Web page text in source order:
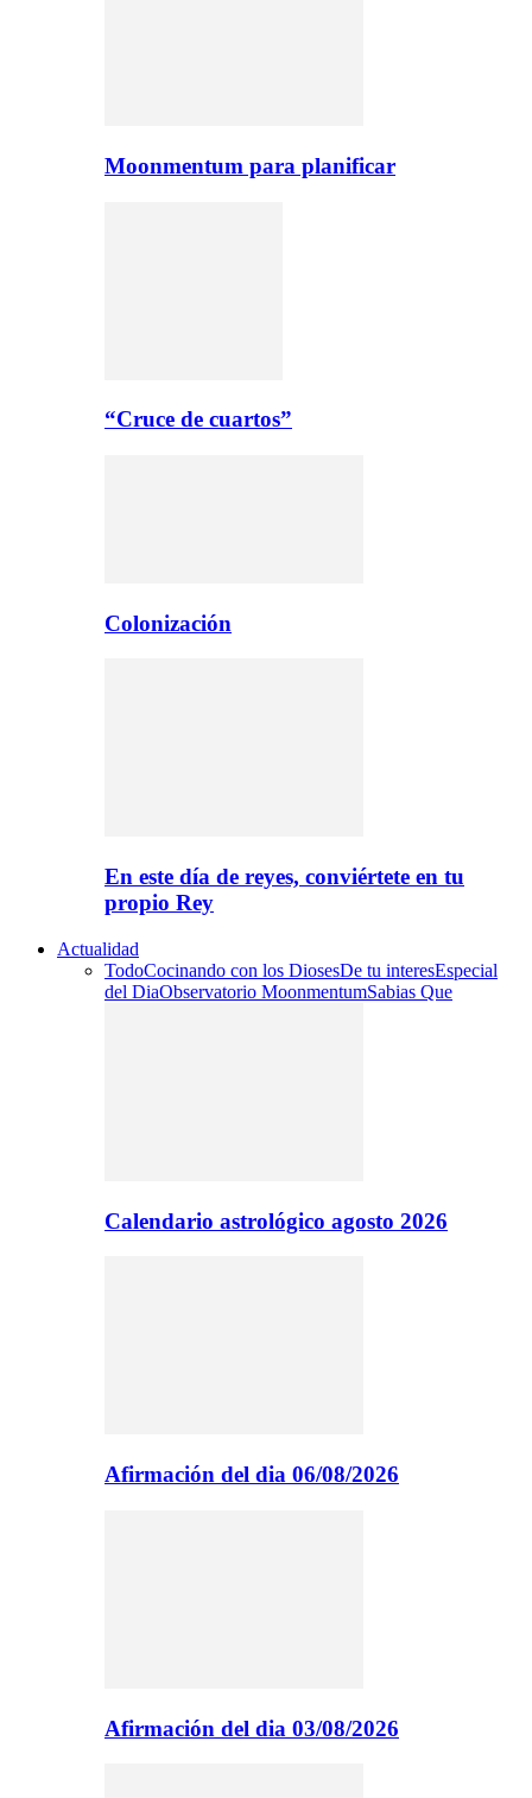
Moonmentum para planificar
“Cruce de cuartos”
Colonización
En este día de reyes, conviértete en tu
propio Rey
Actualidad
TodoCocinando con los DiosesDe tu interesEspecial
del DiaObservatorio MoonmentumSabias Que
Calendario astrológico agosto 2026
Afirmación del dia 06/08/2026
Afirmación del dia 03/08/2026